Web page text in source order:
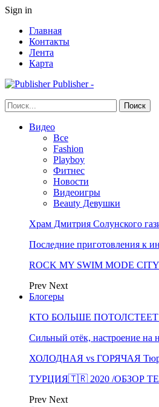
Sign in
Главная
Контакты
Лента
Карта
Publisher -
Видео
Все
Fashion
Playboy
Фитнес
Новости
Видеоигры
Beauty Девушки
Храм Дмитрия Солунского
Последние приготовления к
ROCK MY SWIM MODE CITY
Prev Next
Блогеры
КТО БОЛЬШЕ
Сильный отёк, настроение на
ХОЛОДНАЯ vs ГОРЯЧАЯ
ТУРЦИЯ🇹🇷 2020 /ОБЗОР
Prev Next